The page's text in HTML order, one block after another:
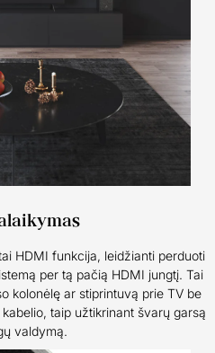
HDMI funkcija, leidžianti perduoti
per tą pačią HDMI jungtį. Tai
kolonėlę ar stiprintuvą prie TV be
taip užtikrinant švarų garsą
valdymą.